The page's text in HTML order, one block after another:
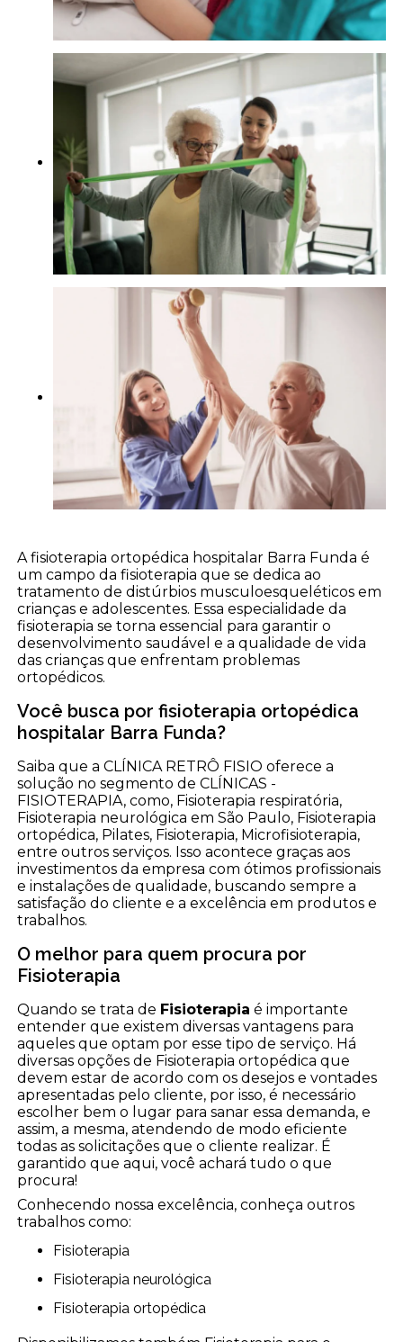
A fisioterapia ortopédica hospitalar Barra Funda é
um campo da fisioterapia que se dedica ao
tratamento de distúrbios musculoesqueléticos em
crianças e adolescentes. Essa especialidade da
fisioterapia se torna essencial para garantir o
desenvolvimento saudável e a qualidade de vida
das crianças que enfrentam problemas
ortopédicos.
Você busca por fisioterapia ortopédica
hospitalar Barra Funda?
Saiba que a CLÍNICA RETRÔ FISIO oferece a
solução no segmento de CLÍNICAS -
FISIOTERAPIA, como, Fisioterapia respiratória,
Fisioterapia neurológica em São Paulo, Fisioterapia
ortopédica, Pilates, Fisioterapia, Microfisioterapia,
entre outros serviços. Isso acontece graças aos
investimentos da empresa com ótimos profissionais
e instalações de qualidade, buscando sempre a
satisfação do cliente e a excelência em produtos e
trabalhos.
O melhor para quem procura por
Fisioterapia
Quando se trata de Fisioterapia é importante
entender que existem diversas vantagens para
aqueles que optam por esse tipo de serviço. Há
diversas opções de Fisioterapia ortopédica que
devem estar de acordo com os desejos e vontades
apresentadas pelo cliente, por isso, é necessário
escolher bem o lugar para sanar essa demanda, e
assim, a mesma, atendendo de modo eficiente
todas as solicitações que o cliente realizar. É
garantido que aqui, você achará tudo o que
procura!
Conhecendo nossa excelência, conheça outros
trabalhos como:
Fisioterapia
Fisioterapia neurológica
Fisioterapia ortopédica